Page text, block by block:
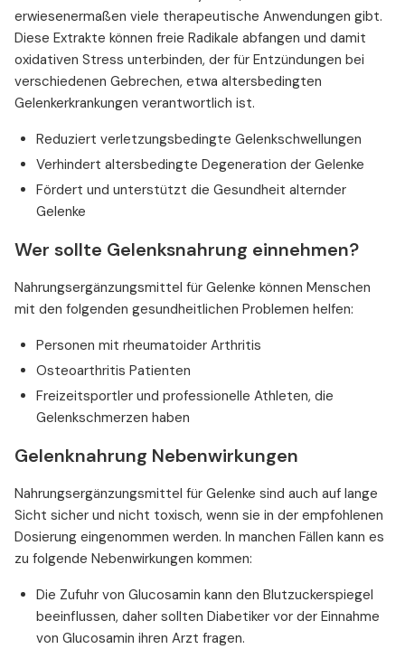
erwiesenermaßen viele therapeutische Anwendungen gibt.
Diese Extrakte können freie Radikale abfangen und damit
oxidativen Stress unterbinden, der für Entzündungen bei
verschiedenen Gebrechen, etwa altersbedingten
Gelenkerkrankungen verantwortlich ist.
Reduziert verletzungsbedingte Gelenkschwellungen
Verhindert altersbedingte Degeneration der Gelenke
Fördert und unterstützt die Gesundheit alternder
Gelenke
Wer sollte Gelenksnahrung einnehmen?
Nahrungsergänzungsmittel für Gelenke können Menschen
mit den folgenden gesundheitlichen Problemen helfen:
Personen mit rheumatoider Arthritis
Osteoarthritis Patienten
Freizeitsportler und professionelle Athleten, die
Gelenkschmerzen haben
Gelenknahrung Nebenwirkungen
Nahrungsergänzungsmittel für Gelenke sind auch auf lange
Sicht sicher und nicht toxisch, wenn sie in der empfohlenen
Dosierung eingenommen werden. In manchen Fällen kann es
zu folgende Nebenwirkungen kommen:
Die Zufuhr von Glucosamin kann den Blutzuckerspiegel
beeinflussen, daher sollten Diabetiker vor der Einnahme
von Glucosamin ihren Arzt fragen.